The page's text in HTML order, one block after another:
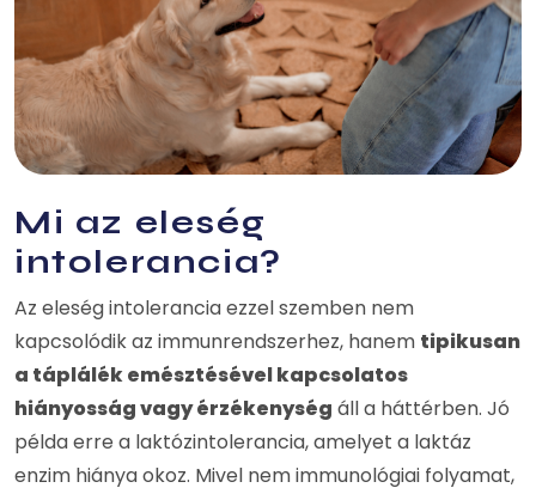
Mi az eleség
intolerancia?
Az eleség intolerancia ezzel szemben nem
kapcsolódik az immunrendszerhez, hanem tipikusan
a táplálék emésztésével kapcsolatos
hiányosság vagy érzékenység áll a háttérben. Jó
példa erre a laktózintolerancia, amelyet a laktáz
enzim hiánya okoz. Mivel nem immunológiai folyamat,